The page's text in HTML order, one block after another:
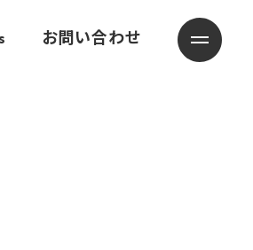
お問い合わせ